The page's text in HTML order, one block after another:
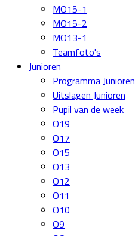
MO15-1
MO15-2
MO13-1
Teamfoto's
Junioren
Programma Junioren
Uitslagen Junioren
Pupil van de week
O19
O17
O15
O13
O12
O11
O10
O9